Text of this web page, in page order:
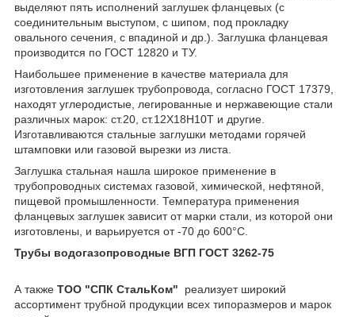
выделяют пять исполнений заглушек фланцевых (с
соединительным выступом, с шипом, под прокладку
овального сечения, с впадиной и др.). Заглушка фланцевая
производится по ГОСТ 12820 и ТУ.
Наибольшее применение в качестве материала для
изготовления заглушек трубопровода, согласно ГОСТ 17379,
находят углеродистые, легированные и нержавеющие стали
различных марок: ст.20, ст.12Х18Н10Т и другие.
Изготавливаются стальные заглушки методами горячей
штамповки или газовой вырезки из листа.
Заглушка стальная нашла широкое применение в
трубопроводных системах газовой, химической, нефтяной,
пищевой промышленности. Температура применения
фланцевых заглушек зависит от марки стали, из которой они
изготовлены, и варьируется от -70 до 600°С.
Трубы водогазопроводные ВГП ГОСТ 3262-75
А также ТОО "СПК СтальКом" реализует широкий
ассортимент трубной продукции всех типоразмеров и марок